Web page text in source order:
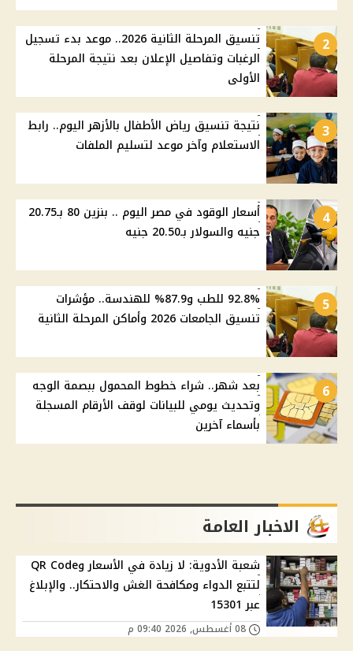
2
تنسيق المرحلة الثانية 2026.. موعد بدء تسجيل
الرغبات وتفاصيل الإعلان بعد نتيجة المرحلة
الأولى
3
نتيجة تنسيق رياض الأطفال بالأزهر اليوم.. رابط
الاستعلام وآخر موعد لتسليم الملفات
4
أسعار الوقود في مصر اليوم .. بنزين 80 بـ20.75
جنيه والسولار بـ20.50 جنيه
5
92.8% للطب و87.9% للهندسة.. مؤشرات
تنسيق الجامعات 2026 وأماكن المرحلة الثانية
6
بعد شهر.. شراء خطوط المحمول ببصمة الوجه
وتحديث يومي للبيانات لوقف الأرقام المسجلة
بأسماء آخرين
الاخبار العامة
شعبة الأدوية: لا زيادة في الأسعار وQR Code
لتتبع الدواء ومكافحة الغش والاحتكار.. والإبلاغ
عبر 15301